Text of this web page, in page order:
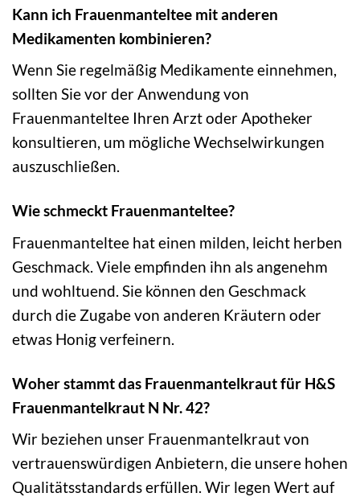
Kann ich Frauenmanteltee mit anderen
Medikamenten kombinieren?
Wenn Sie regelmäßig Medikamente einnehmen,
sollten Sie vor der Anwendung von
Frauenmanteltee Ihren Arzt oder Apotheker
konsultieren, um mögliche Wechselwirkungen
auszuschließen.
Wie schmeckt Frauenmanteltee?
Frauenmanteltee hat einen milden, leicht herben
Geschmack. Viele empfinden ihn als angenehm
und wohltuend. Sie können den Geschmack
durch die Zugabe von anderen Kräutern oder
etwas Honig verfeinern.
Woher stammt das Frauenmantelkraut für H&S
Frauenmantelkraut N Nr. 42?
Wir beziehen unser Frauenmantelkraut von
vertrauenswürdigen Anbietern, die unsere hohen
Qualitätsstandards erfüllen. Wir legen Wert auf